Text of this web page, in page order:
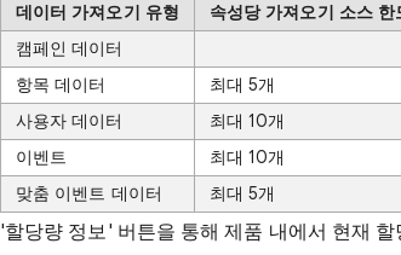
데이터 가져오기 유형 속성당 가져오기 소스 한
캠페인 데이터
항목 데이터
최대 5개
사용자 데이터
최대 10개
이벤트
최대 10개
맞춤 이벤트 데이터
최대 5개
'할당량 정보' 버튼을 통해 제품 내에서 현재